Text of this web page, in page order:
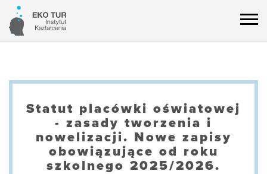
Statut placówki oświatowej
- zasady tworzenia i
nowelizacji. Nowe zapisy
obowiązujące od roku
szkolnego 2025/2026.